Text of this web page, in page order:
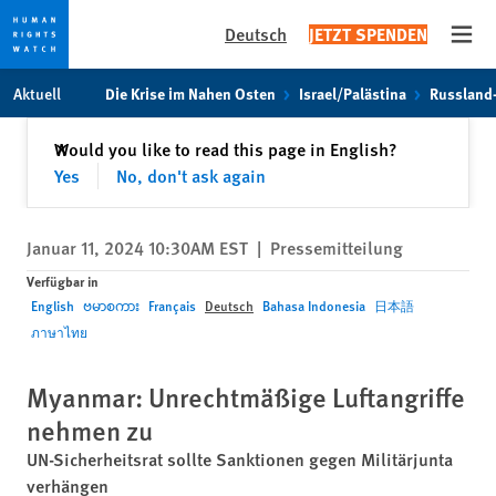
Skip
to
Skip
to
content
Deutsch JETZT SPENDEN
Aktuell Die Krise im Nahen Osten Israel/Palästina
Would you like to read this page in English?
Yes
No, don't ask again
✕Schließen
Januar 11, 2024 10:30AM EST | Pressemitteilung
Verfügbar in
English ဗမာစကား Français Deutsch Bahasa Indonesia 日本語
ภาษาไทย
Myanmar: Unrechtmäßige Luftangriffe
nehmen zu
UN-Sicherheitsrat sollte Sanktionen gegen Militärjunta
verhängen